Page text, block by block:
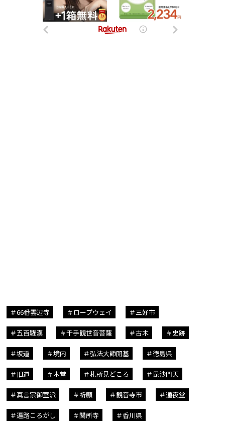
66番雲辺寺 ロープウェイ 三好市
五百羅漢 千手観世音菩薩 古木 史跡
坂道 境内 弘法大師開基 徳島県
旧道 本堂 札所見どころ 毘沙門天
真言宗御室派 祈願 観音寺市 通夜堂
遍路ころがし 関所寺 香川県